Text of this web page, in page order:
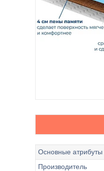
Основные атрибуты
Производитель